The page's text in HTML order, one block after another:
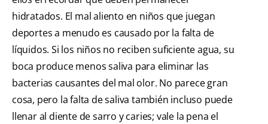
hidratados. El mal aliento en niños que juegan
deportes a menudo es causado por la falta de
líquidos. Si los niños no reciben suficiente agua, su
boca produce menos saliva para eliminar las
bacterias causantes del mal olor. No parece gran
cosa, pero la falta de saliva también incluso puede
llenar al diente de sarro y caries; vale la pena el